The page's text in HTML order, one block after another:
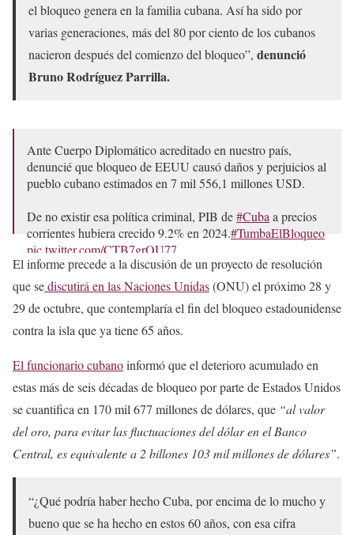
el bloqueo genera en la familia cubana. Así ha sido por
varias generaciones, más del 80 por ciento de los cubanos
nacieron después del comienzo del bloqueo”, denunció
Bruno Rodríguez Parrilla.
Ante Cuerpo Diplomático acreditado en nuestro país,
denuncié que bloqueo de EEUU causó daños y perjuicios al
pueblo cubano estimados en 7 mil 556,1 millones USD.
De no existir esa política criminal, PIB de#Cuba a precios
corrientes hubiera crecido 9.2% en 2024.#TumbaElBloqueo
pic.twitter.com/CTB7grOU77
— Bruno Rodríguez P (@BrunoRguezP)September 17,
2025
El informe precede a la discusión de un proyecto de resolución
que sediscutirá en las Naciones Unidas(ONU) el próximo 28 y
29 de octubre, que contemplaría el fin del bloqueo estadounidense
contra la isla que ya tiene 65 años.
El funcionario cubanoinformó que el deterioro acumulado en
estas más de seis décadas de bloqueo por parte de Estados Unidos
se cuantifica en 170 mil 677 millones de dólares, que “al valor
del oro, para evitar las fluctuaciones del dólar en el Banco
Central, es equivalente a 2 billones 103 mil millones de dólares”.
“¿Qué podría haber hecho Cuba, por encima de lo mucho y
bueno que se ha hecho en estos 60 años, con esa cifra